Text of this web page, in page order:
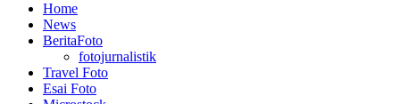
Berita
Fotografi
Terpercaya
Home
News
BeritaFoto
fotojurnalistik
Travel Foto
Esai Foto